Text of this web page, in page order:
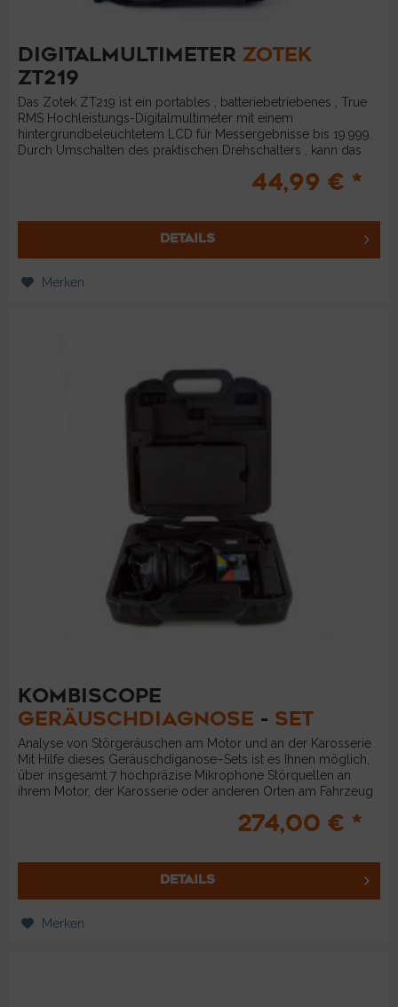
DIGITALMULTIMETER ZOTEK
ZT219
Das Zotek ZT219 ist ein portables , batteriebetriebenes , True
RMS Hochleistungs-Digitalmultimeter mit einem
hintergrundbeleuchtetem LCD für Messergebnisse bis 19.999.
Durch Umschalten des praktischen Drehschalters , kann das
44,99 € *
DETAILS
Merken
KOMBISCOPE
GERÄUSCHDIAGNOSE - SET
Analyse von Störgeräuschen am Motor und an der Karosserie
Mit Hilfe dieses Geräuschdiganose–Sets ist es Ihnen möglich,
über insgesamt 7 hochpräzise Mikrophone Störquellen an
ihrem Motor, der Karosserie oder anderen Orten am Fahrzeug
274,00 € *
DETAILS
Merken